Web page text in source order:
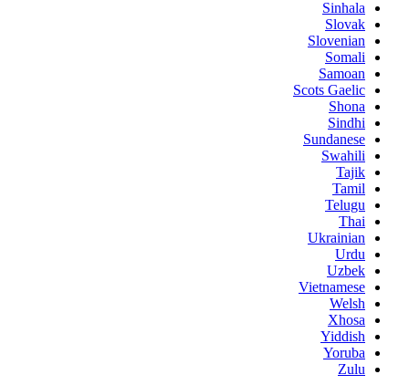
Sinhala
Slovak
Slovenian
Somali
Samoan
Scots Gaelic
Shona
Sindhi
Sundanese
Swahili
Tajik
Tamil
Telugu
Thai
Ukrainian
Urdu
Uzbek
Vietnamese
Welsh
Xhosa
Yiddish
Yoruba
Zulu